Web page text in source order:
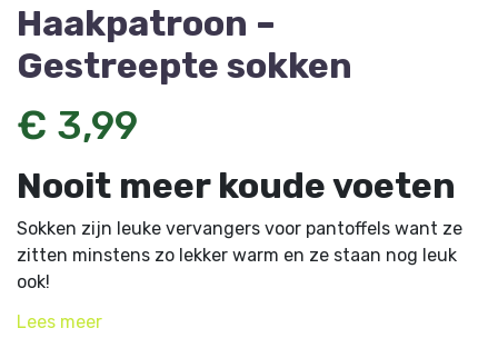
Haakpatroon –
Gestreepte sokken
€ 3,99
Nooit meer koude voeten
Sokken zijn leuke vervangers voor pantoffels want ze
zitten minstens zo lekker warm en ze staan nog leuk
ook!
Dit artikel komt uit Aan de Haak 52 en is ontworpen
Lees meer